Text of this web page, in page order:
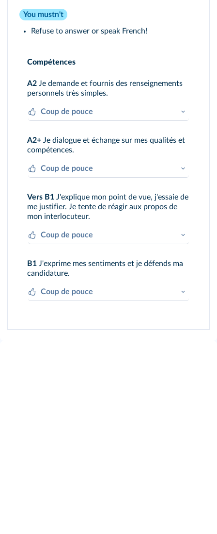
You mustn't
Refuse to answer or speak French!
Compétences
A2 Je demande et fournis des renseignements
personnels très simples.
Coup de pouce
bon escient.
A2+ Je dialogue et échange sur mes qualités et
compétences.
Coup de pouce
ma personnalité. Je connais bien le lexique
des sports et aventures.
Vers B1 J'explique mon point de vue, j'essaie de
me justifier. Je tente de réagir aux propos de
mon interlocuteur.
Coup de pouce
10 questions différentes.
B1 J'exprime mes sentiments et je défends ma
candidature.
Coup de pouce